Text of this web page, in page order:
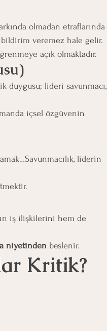
olmadan etraflarında
bildirim veremez hale gelir.
açık olmaktadır.
duygusu; lideri savunmacı,
içsel özgüvenin
liderin
iş ilişkilerini hem de
niyetinden beslenir.
Kritik?